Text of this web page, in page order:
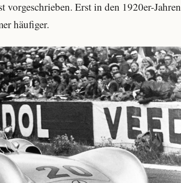
Erst in den 1920er-Jahren
häufiger.